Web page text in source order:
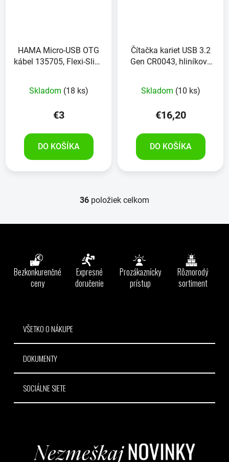
HAMA Micro-USB OTG
kábel 135705, Flexi-Slim,
Skladom (18 ks)
€3
DO KOŠÍKA
Čítačka kariet USB 3.2
Gen CR0043, hliníkový
Skladom (10 ks)
€16,20
DO KOŠÍKA
O
l
ý
s
36 položiek celkom
Bezkonkurenčné
ceny
Expresné
doručenie
Prozákaznícky
prístup
Rôznorodý
sortiment
VŠETKO O NÁKUPE
DOKUMENTY
SOCIÁLNE SIETE